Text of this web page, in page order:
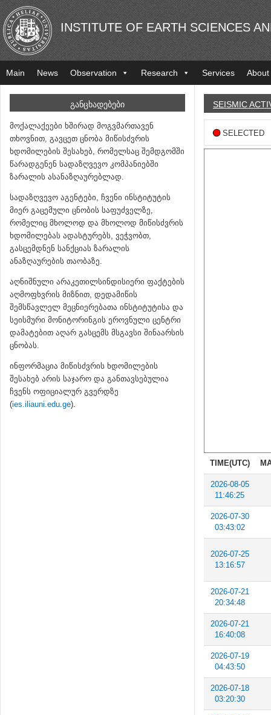
INSTITUTE OF EARTH SCIENCES
Main News Observation Research Services About
ᲒᲐᲜᲪᲮᲐᲓᲔᲑᲔᲑᲘ
მოქალაქეები ხშირად მოგვმართავენ
თხოვნით, გავცეთ ცნობა მიწისძვრის
ხდომილების შესახებ, რომელსაც შემდგომში
წარადგენენ სადაზღვევო კომპანიებში
ზარალის ასანაზღაურებლად.
სადაზღვევო აგენტები, ჩვენი ინსტიტუტის
მიერ გაცემული ცნობის საფუძველზე,
რომელიც მხოლოდ და მხოლოდ მიწისძვრის
ხდომილებას ადასტურებს, ვეჭვობთ,
გასცემდნენ სანქციას ზარალის
ანაზღაურების თაობაზე.
აღნიშნული არაკეთილსინდისიერი ფაქტების
აღმოფხვრის მიზნით, დედამიწის
შემსწავლელ მეცნიერებათა ინსტიტუტისა და
სეისმური მონიტორინგის ეროვნული ცენტრი
დამატებით აღარ გასცემს მსგავსი შინაარსის
ცნობას.
ინფორმაცია მიწისძვრის ხდომილების
შესახებ არის საჯარო და განთავსებულია
ჩვენს ოფიციალურ გვერდზე
(ies.iliauni.edu.ge).
SEISMIC
SELECTED
TIME(UTC)
2026-08-05
11:46:25
2026-07-30
03:43:02
2026-07-25
13:16:57
2026-07-21
20:34:48
2026-07-21
16:40:08
2026-07-19
04:43:50
2026-07-18
03:20:30